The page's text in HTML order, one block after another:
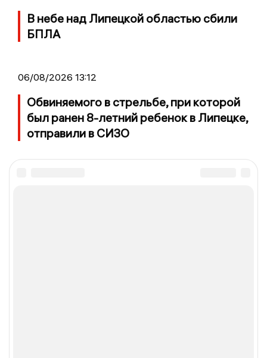
В небе над Липецкой областью сбили
БПЛА
06/08/2026 13:12
Обвиняемого в стрельбе, при которой
был ранен 8-летний ребенок в Липецке,
отправили в СИЗО